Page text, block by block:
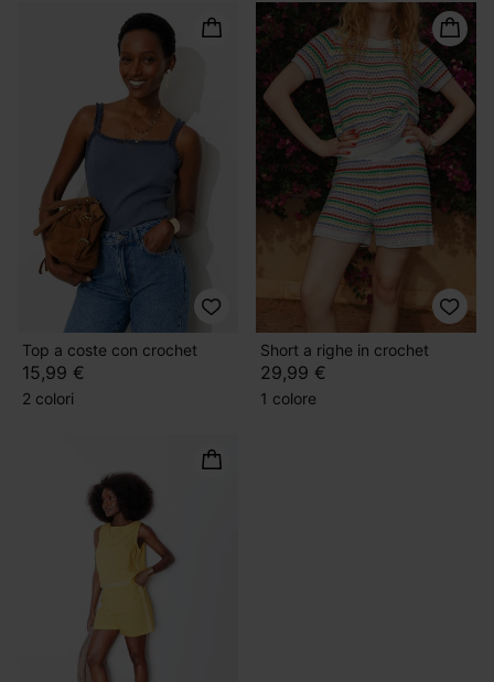
Top a coste con crochet
15,99 €
2 colori
Short a righe in crochet
29,99 €
1 colore